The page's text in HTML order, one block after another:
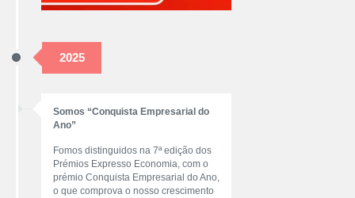
2025
Somos “Conquista Empresarial do
Ano”
Fomos distinguidos na 7ª edição dos
Prémios Expresso Economia, com o
prémio Conquista Empresarial do Ano,
o que comprova o nosso crescimento